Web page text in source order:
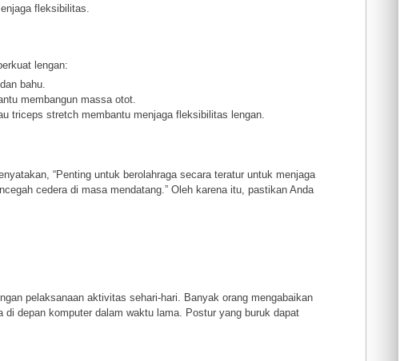
fleksibilitas.
lengan:
bahu.
membangun massa otot.
triceps stretch membantu menjaga fleksibilitas lengan.
“Penting untuk berolahraga secara teratur untuk menjaga
cedera di masa mendatang.” Oleh karena itu, pastikan Anda
pelaksanaan aktivitas sehari-hari. Banyak orang mengabaikan
depan komputer dalam waktu lama. Postur yang buruk dapat